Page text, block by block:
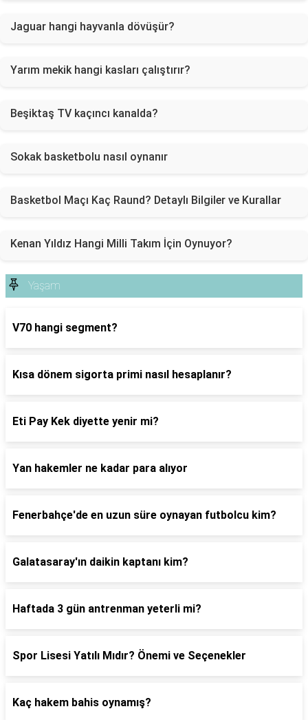
Jaguar hangi hayvanla dövüşür?
Yarım mekik hangi kasları çalıştırır?
Beşiktaş TV kaçıncı kanalda?
Sokak basketbolu nasıl oynanır
Basketbol Maçı Kaç Raund? Detaylı Bilgiler ve Kurallar
Kenan Yıldız Hangi Milli Takım İçin Oynuyor?
Yaşam
V70 hangi segment?
Kısa dönem sigorta primi nasıl hesaplanır?
Eti Pay Kek diyette yenir mi?
Yan hakemler ne kadar para alıyor
Fenerbahçe'de en uzun süre oynayan futbolcu kim?
Galatasaray'ın daikin kaptanı kim?
Haftada 3 gün antrenman yeterli mi?
Spor Lisesi Yatılı Mıdır? Önemi ve Seçenekler
Kaç hakem bahis oynamış?